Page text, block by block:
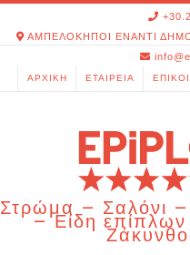
ΑΜΠΕΛΟΚΗΠΟΙ ΕΝΑΝΤΙ
ΑΡΧΙΚΉ ΕΤΑΙΡΕΊΑ
Στρώμα – Σαλόνι
– Είδη